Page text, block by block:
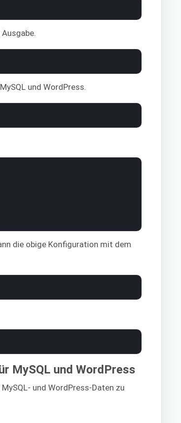
und WordPress.
die obige Konfiguration mit dem
MySQL und WordPress
und WordPress-Daten zu